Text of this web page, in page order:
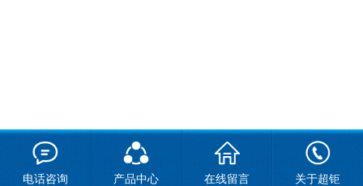
电话咨询 产品中心 在线留言 关于超钜